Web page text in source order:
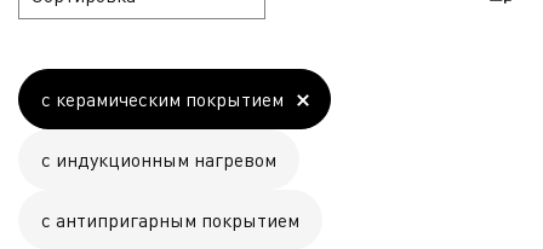
с керамическим покрытием
с индукционным нагревом
с антипригарным покрытием